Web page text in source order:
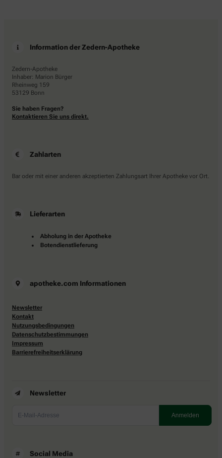
Information der Zedern-Apotheke
Zedern-Apotheke
Inhaber: Marion Bürger
Rheinweg 159
53129 Bonn
Sie haben Fragen?
Kontaktieren Sie uns direkt.
Zahlarten
Bar oder mit einer anderen akzeptierten Zahlungsart Ihrer Apotheke vor Ort.
Lieferarten
Abholung in der Apotheke
Botendienstlieferung
apotheke.com Informationen
Newsletter
Kontakt
Nutzungsbedingungen
Datenschutzbestimmungen
Impressum
Barrierefreiheitserklärung
Newsletter
Social Media